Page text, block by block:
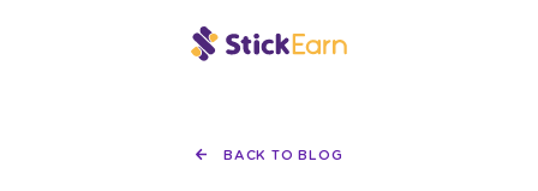
BACK TO BLOG